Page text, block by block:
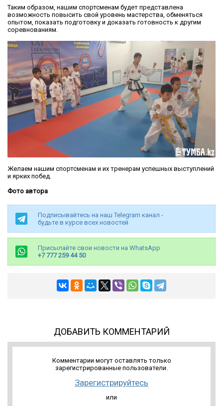
Таким образом, нашим спортсменам будет представлена
возможность повысить свой уровень мастерства, обменяться
опытом, показать подготовку и доказать готовность к другим
соревнованиям.
Желаем нашим спортсменам и их тренерам успешных выступлений
и ярких побед.
Фото автора
Подписывайтесь на наш Telegram канал -
будьте в курсе всех новостей
Присылайте свои новости на WhatsApp
+7 777 259 44 50
ДОБАВИТЬ КОММЕНТАРИЙ
Комментарии могут оставлять только
зарегистрированные пользователи.
Зарегистрируйтесь
или